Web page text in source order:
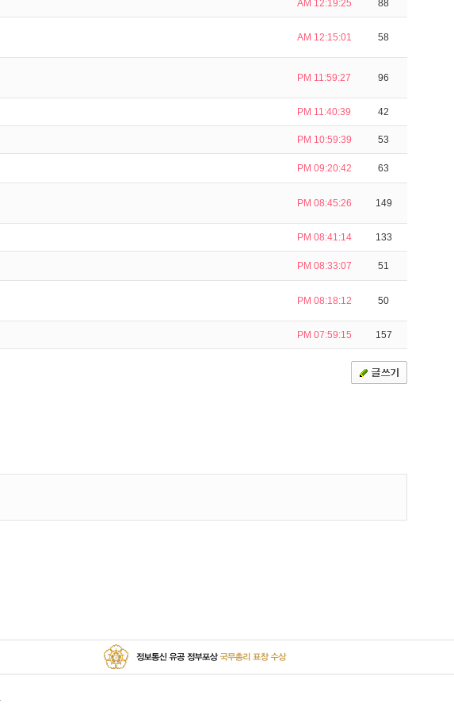
AM 12:19:25 88
AM 12:15:01 58
PM 11:59:27 96
PM 11:40:39 42
PM 10:59:39 53
PM 09:20:42 63
PM 08:45:26 149
PM 08:41:14 133
PM 08:33:07 51
PM 08:18:12 50
PM 07:59:15 157